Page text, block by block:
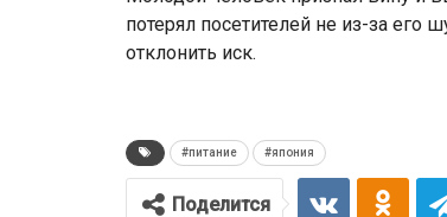
потерял посетителей не из-за его
отклонить иск.
#питание #япония
Поделится